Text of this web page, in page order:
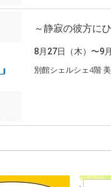
～静寂の彼方に
8月27日（木）〜9
別館シェルシェ4階